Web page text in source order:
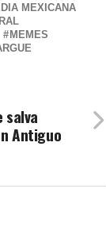
MEXICANA
MEMES
salva
Antiguo